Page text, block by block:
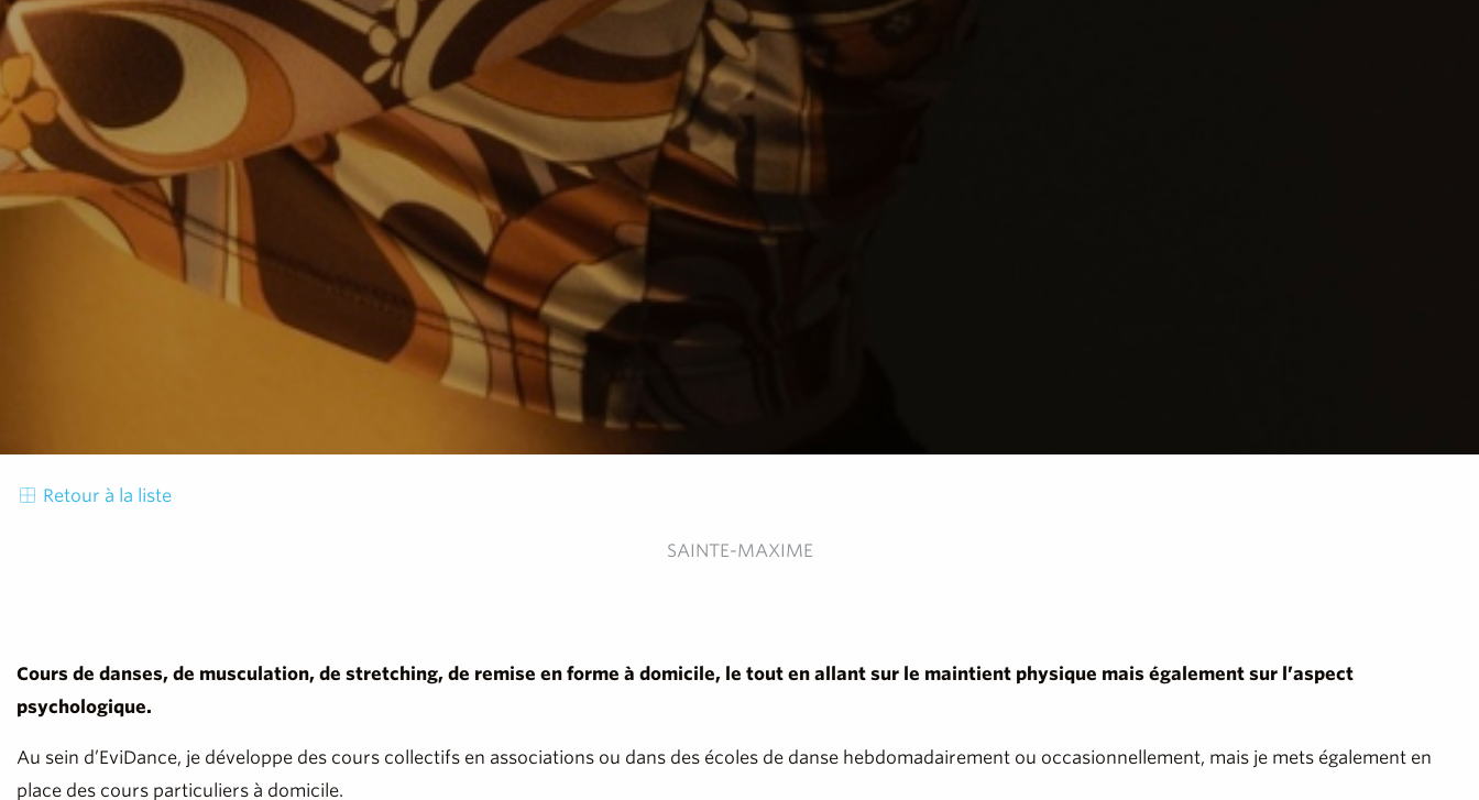
Retour à la liste
SAINTE-MAXIME
Cours de danses, de musculation, de stretching, de remise en forme à domicile, le tout en allant sur le maintient physique mais également sur l’aspect
psychologique.
Au sein d’EviDance, je développe des cours collectifs en associations ou dans des écoles de danse hebdomadairement ou occasionnellement, mais je mets également en
place des cours particuliers à domicile.